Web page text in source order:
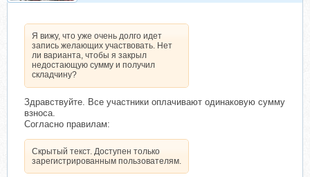
Я вижу, что уже очень долго идет
запись желающих участвовать. Нет
ли варианта, чтобы я закрыл
недостающую сумму и получил
складчину?
Здравствуйте. Все участники оплачивают одинаковую сумму
взноса.
Согласно правилам:
Скрытый текст. Доступен только
зарегистрированным пользователям.